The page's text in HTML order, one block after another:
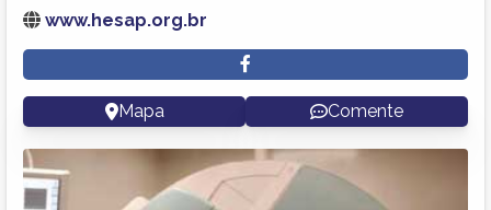
www.hesap.org.br
Mapa Comente